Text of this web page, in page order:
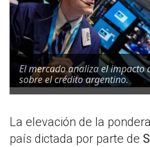
El mercado analiza el impacto
sobre el crédito argentino.
La elevación de la
país dictada por parte de